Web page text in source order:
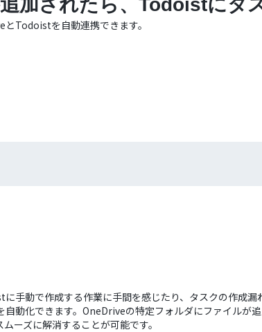
加されたら、Todoistにタ
とTodoistを自動連携できます。
手動で作成する作業に手間を感じたり、タスクの作成漏
動化できます。OneDriveの特定フォルダにファイルが
ーズに解消することが可能です。